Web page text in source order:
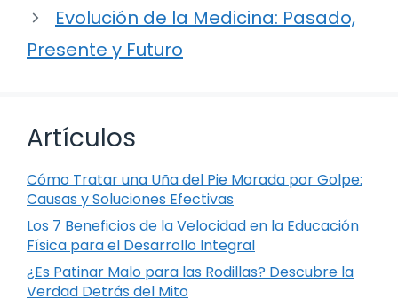
Evolución de la Medicina: Pasado,
Presente y Futuro
Artículos
Cómo Tratar una Uña del Pie Morada por Golpe:
Causas y Soluciones Efectivas
Los 7 Beneficios de la Velocidad en la Educación
Física para el Desarrollo Integral
¿Es Patinar Malo para las Rodillas? Descubre la
Verdad Detrás del Mito